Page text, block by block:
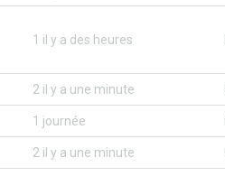
1 il y a des heures
2 il y a une minute
1 journée
2 il y a une minute